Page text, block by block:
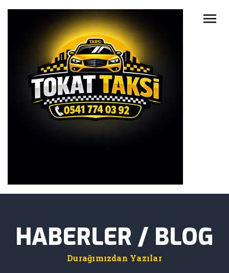
ANA SAYFA
HAKKIMIZDA
HIZMETLER
TAKSILERIMIZ
HABERLER
HABERLER / BLOG
Durağımızdan Yazılar